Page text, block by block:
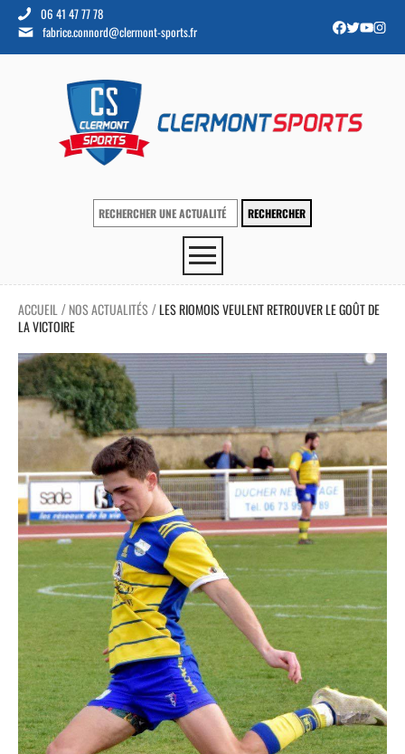
06 41 47 77 78
fabrice.connord@clermont-sports.fr
ACCUEIL / NOS ACTUALITÉS /LES RIOMOIS VEULENT RETROUVER LE GOÛT DE
LA VICTOIRE